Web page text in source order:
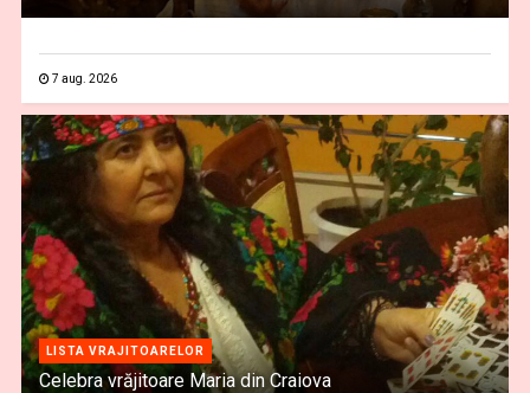
7 aug. 2026
LISTA VRAJITOARELOR
Celebra vrăjitoare Maria din Craiova